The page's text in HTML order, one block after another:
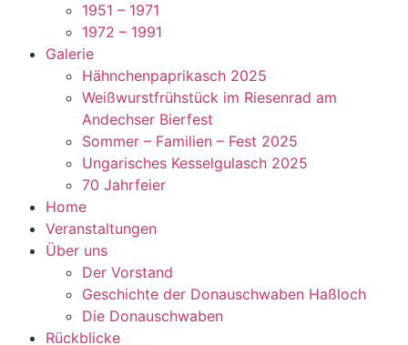
1951 – 1971
1972 – 1991
Galerie
Hähnchenpaprikasch 2025
Weißwurstfrühstück im Riesenrad am
Andechser Bierfest
Sommer – Familien – Fest 2025
Ungarisches Kesselgulasch 2025
70 Jahrfeier
Home
Veranstaltungen
Über uns
Der Vorstand
Geschichte der Donauschwaben Haßloch
Die Donauschwaben
Rückblicke